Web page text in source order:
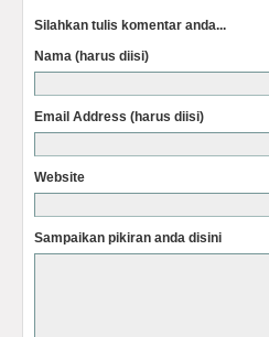
Silahkan tulis komentar anda...
Nama (harus diisi)
Email Address (harus diisi)
Website
Sampaikan pikiran anda disini